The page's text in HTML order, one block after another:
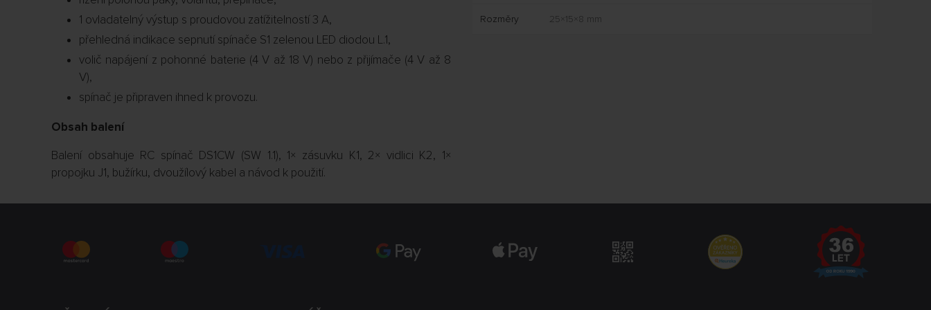
1 ovladatelný výstup s proudovou zatížitelností 3 A,
přehledná indikace sepnutí spínače S1 zelenou LED diodou L.1,
volič napájení z pohonné baterie (4 V až 18 V) nebo z přijímače (4 V až 8
V),
spínač je připraven ihned k provozu.
Obsah balení
Balení obsahuje RC spínač DS1CW (SW 1.1), 1× zásuvku K1, 2× vidlici K2, 1×
propojku J1, bužírku, dvoužílový kabel a návod k použití.
Rozměry 25×15×8 mm